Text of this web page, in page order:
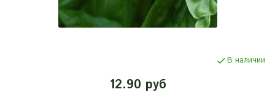
В наличии
12.90 руб